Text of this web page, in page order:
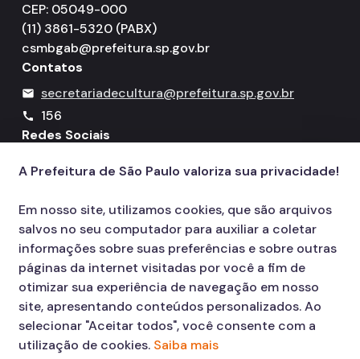
CEP: 05049-000
(11) 3861-5320 (PABX)
csmbgab@prefeitura.sp.gov.br
Contatos
mail secretariadecultura@prefeitura.sp.gov.br
call
156
Redes Sociais
Icone do YouTube
Icone do X
Icone do Instagram
Icone do Facebook
Icone do Flickr
A Prefeitura de São Paulo valoriza sua privacidade!
Em nosso site, utilizamos cookies, que são arquivos
salvos no seu computador para auxiliar a coletar
informações sobre suas preferências e sobre outras
páginas da internet visitadas por você a fim de
otimizar sua experiência de navegação em nosso
site, apresentando conteúdos personalizados. Ao
selecionar "Aceitar todos", você consente com a
utilização de cookies. Saiba mais